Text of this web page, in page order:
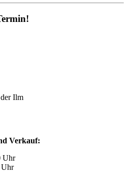
Ilm
Verkauf:
Uhr
Uhr